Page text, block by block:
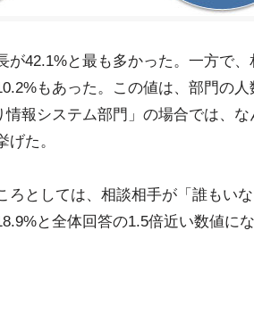
が42.1%と最も多かった。一方で
もあった。この値は、部門の
情報システム部門」の場合では、
た。
ろとしては、相談相手が「誰もい
と全体回答の1.5倍近い数値に